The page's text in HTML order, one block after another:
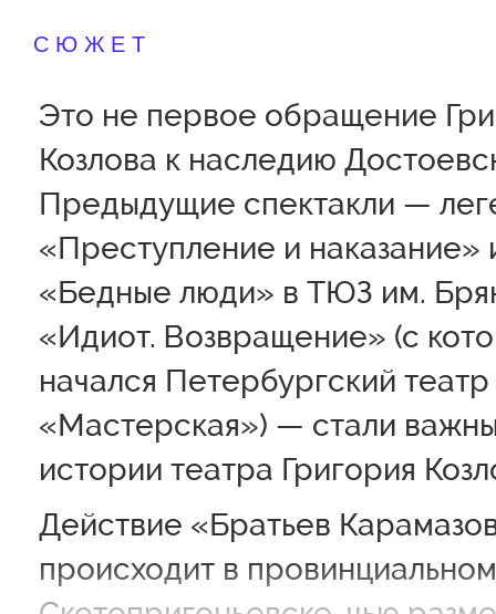
СЮЖЕТ
Это не первое обращение
Козлова к наследию
Предыдущие спектакли —
«Преступление и наказание»
«Бедные люди» в ТЮЗ им.
«Идиот. Возвращение» (с
начался Петербургский театр
«Мастерская») — стали
истории театра Григория
Действие «Братьев
происходит в